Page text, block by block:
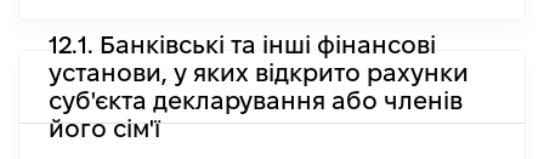
12.1. Банківські та інші фінансові
установи, у яких відкрито рахунки
суб'єкта декларування або членів
його сім'ї